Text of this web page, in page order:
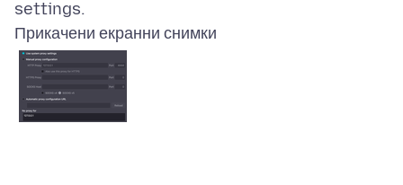
Прикачени екранни снимки